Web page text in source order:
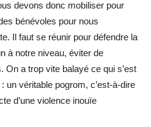
devons donc mobiliser pour
bénévoles pour nous
Il faut se réunir pour défendre la
à notre niveau, éviter de
On a trop vite balayé ce qui s’est
un véritable pogrom, c’est-à-dire
d’une violence inouïe